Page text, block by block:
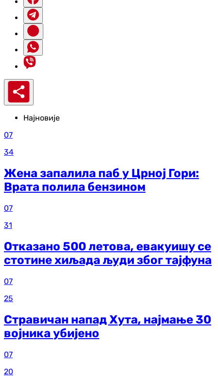
Најновије
07
34
Жена запалила паб у Црној Гори:
Врата полила бензином
07
31
Отказано 500 летова, евакуишу се
стотине хиљада људи због тајфуна
07
25
Стравичан напад Хута, најмање 30
војника убијено
07
20